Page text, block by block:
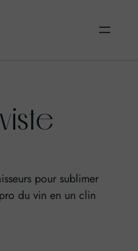
pour sublimer
du vin en un clin